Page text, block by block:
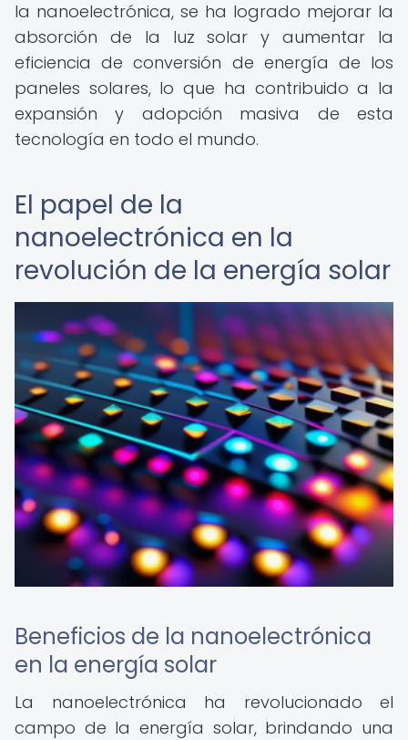
la nanoelectrónica, se ha logrado mejorar la
absorción de la luz solar y aumentar la
eficiencia de conversión de energía de los
paneles solares, lo que ha contribuido a la
expansión y adopción masiva de esta
tecnología en todo el mundo.
El papel de la
nanoelectrónica en la
revolución de la energía solar
Beneficios de la nanoelectrónica
en la energía solar
La nanoelectrónica ha revolucionado el
campo de la energía solar, brindando una